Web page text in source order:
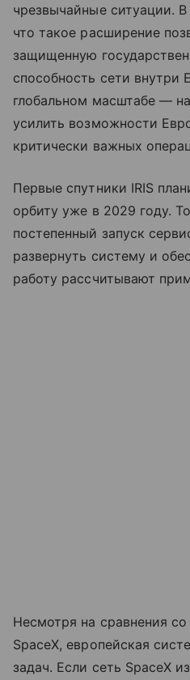
чрезвычайные ситуации. В
что такое расширение
защищенную
способность сети внутри
глобальном масштабе —
усилить возможности
критически важных
Первые спутники IRIS
орбиту уже в 2029 году.
постепенный запуск
развернуть систему и
работу рассчитывают
Несмотря на сравнения
SpaceX, европейская
задач. Если сеть SpaceX